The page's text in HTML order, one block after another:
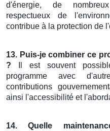
d'énergie, de
respectueux de
contribue à la protection de
13. Puis-je combiner ce
? Il est souvent
programme avec
contributions
ainsi l'accessibilité et
14. Quelle